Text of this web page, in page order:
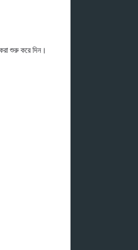
শুরু করে দিন।